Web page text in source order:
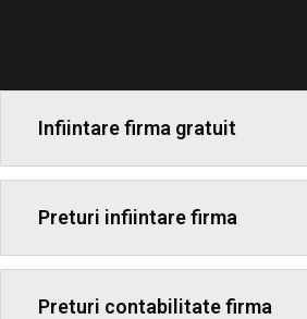
Infiintare firma gratuit
Preturi infiintare firma
Preturi contabilitate firma